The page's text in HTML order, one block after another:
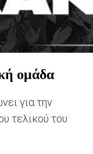
ομάδα
για την
τελικού του